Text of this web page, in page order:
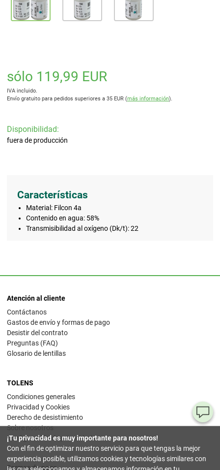
sólo 119,99 EUR
IVA incluido.
Envío gratuito para pedidos superiores a 35 EUR (más información).
Disponibilidad:
fuera de producción
Características
Material: Filcon 4a
Contenido en agua: 58%
Transmisibilidad al oxígeno (Dk/t): 22
Atención al cliente
Contáctanos
Gastos de envío y formas de pago
Desistir del contrato
Preguntas (FAQ)
Glosario de lentillas
TOLENS
Condiciones generales
Privacidad y Cookies
Derecho de desistimiento
Sobre nosotros
Configuración de privacidad
Formas de pago
¡Tu privacidad es muy importante para nosotros!
Con el fin de optimizar nuestro servicio para que tengas la mejor
experiencia posible, utilizamos cookies y tecnologías similares con